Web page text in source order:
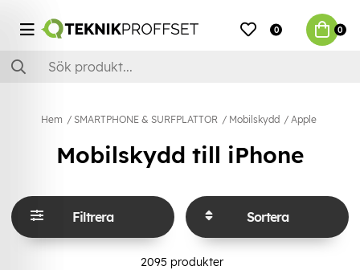
0 0
Hem SMARTPHONE & SURFPLATTOR Mobilskydd Apple
Mobilskydd till iPhone
Filtrera Sortera
2095 produkter